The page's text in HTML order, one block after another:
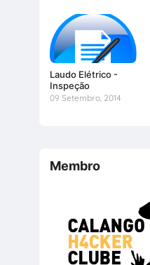
Laudo Elétrico -
Inspeção
09 Setembro, 2014
Membro